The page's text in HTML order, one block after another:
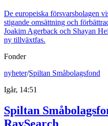
De europeiska försvarsbolagen
stigande omsättning och
Joakim Agerback och Shayan
ny tillväxtfas.
Fonder
nyheter/Spiltan Småbolagsfond
Igår, 14:51
Spiltan